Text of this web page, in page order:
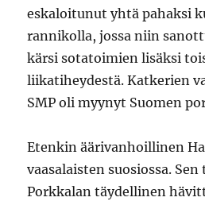
eskaloitunut yhtä pahaksi
rannikolla, jossa niin
kärsi sotatoimien lisäksi
liikatiheydestä. Katkerien
SMP oli myynyt Suomen
Etenkin äärivanhoillinen
vaasalaisten suosiossa.
Porkkalan täydellinen